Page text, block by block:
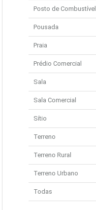
Posto de Combustível
Pousada
Praia
Prédio Comercial
Sala
Sala Comercial
Sítio
Terreno
Terreno Rural
Terreno Urbano
Todas